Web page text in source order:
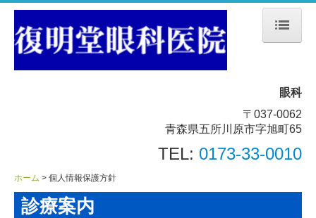
眼科
〒037-0062
青森県五所川原市字旭町65
TEL: 0173-33-0010
ホーム 個人情報保護方針
診療案内